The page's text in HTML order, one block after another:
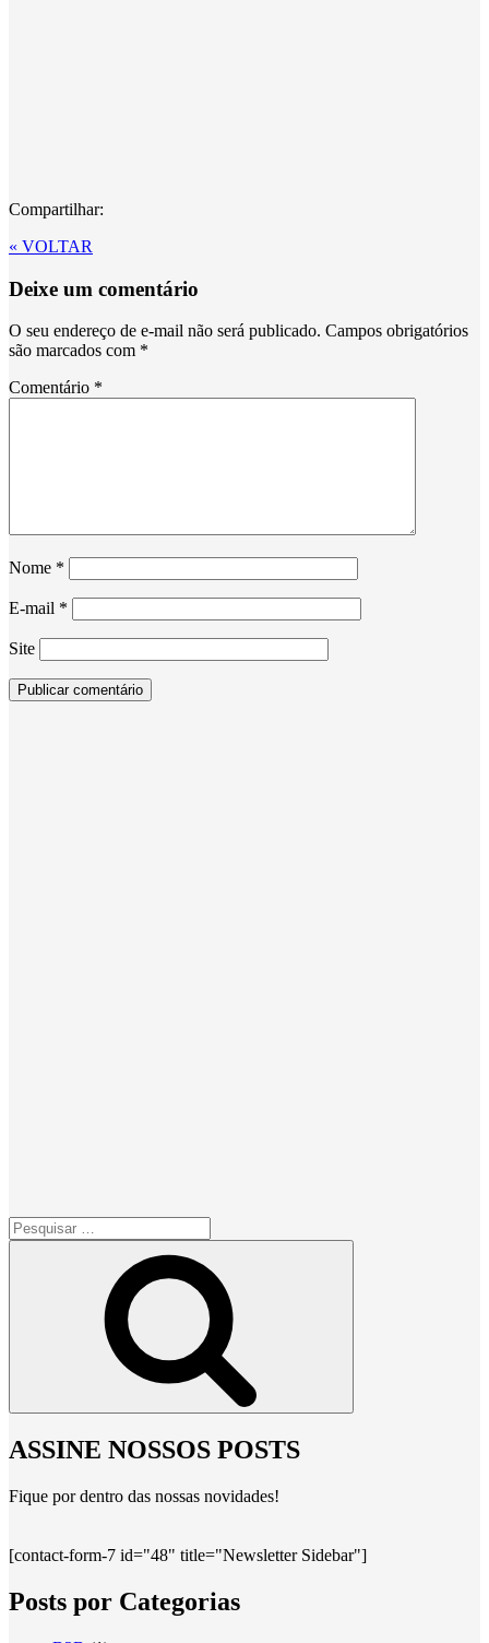
Compartilhar:
« VOLTAR
Deixe um comentário
O seu endereço de e-mail não será publicado. Campos obrigatórios
são marcados com *
Comentário *
Nome *
E-mail *
Site
Pesquisar
por:
ASSINE NOSSOS POSTS
Fique por dentro das nossas novidades!
[contact-form-7 id="48" title="Newsletter Sidebar"]
Posts por Categorias